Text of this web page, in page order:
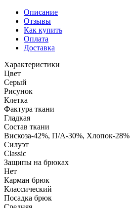
Описание
Отзывы
Как купить
Оплата
Доставка
Характеристики
Цвет
Серый
Рисунок
Клетка
Фактура ткани
Гладкая
Состав ткани
Вискоза-42%, П/А-30%, Хлопок-28%
Силуэт
Classic
Защипы на брюках
Нет
Карман брюк
Классический
Посадка брюк